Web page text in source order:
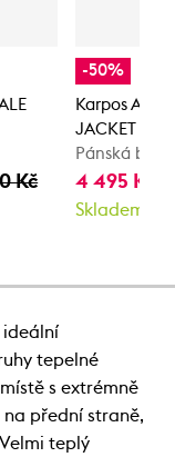
Kč
-50%
Karpos
JACKET
Pánská
4 495 Kč
Skladem
ideální
tepelné
s extrémně
na přední straně,
teplý